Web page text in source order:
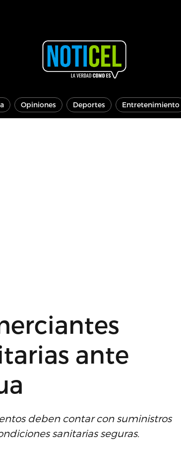
Opiniones Deportes Entretenimiento
ante
deben contar con suministros
sanitarias seguras.